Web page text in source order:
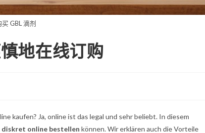
买 GBL 滴剂
地在线订购
kaufen? Ja, online ist das legal und sehr beliebt. In diesem
diskret online bestellen können. Wir erklären auch die Vorteile